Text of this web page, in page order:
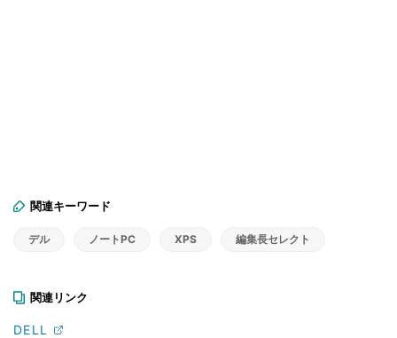
関連キーワード
デル ノートPC XPS 編集長セレクト
関連リンク
DELL